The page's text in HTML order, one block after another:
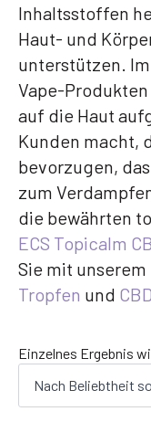
Inhaltsstoffen
Haut- und
unterstützen.
Vape-
auf die Haut
Kunden macht,
bevorzugen,
zum
die bewährten
ECS Topicalm
Sie mit
Tropfen und
Einzelnes Ergebnis